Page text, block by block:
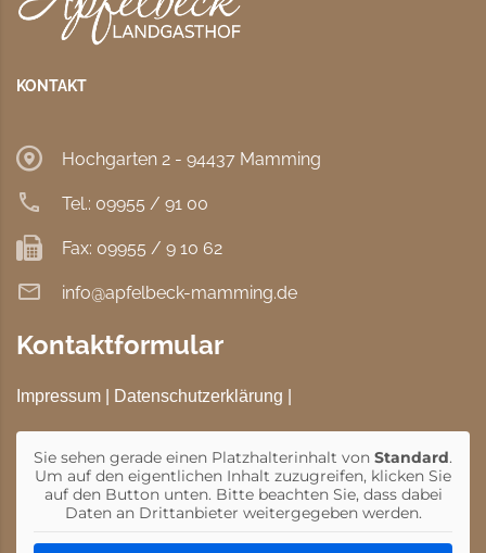
KONTAKT
Hochgarten 2 - 94437 Mamming
Tel.: 09955 / 91 00
Fax: 09955 / 9 10 62
info@apfelbeck-mamming.de
Kontaktformular
Impressum Datenschutzerklärung
Sie sehen gerade einen Platzhalterinhalt von Standard.
Um auf den eigentlichen Inhalt zuzugreifen, klicken Sie
auf den Button unten. Bitte beachten Sie, dass dabei
Daten an Drittanbieter weitergegeben werden.